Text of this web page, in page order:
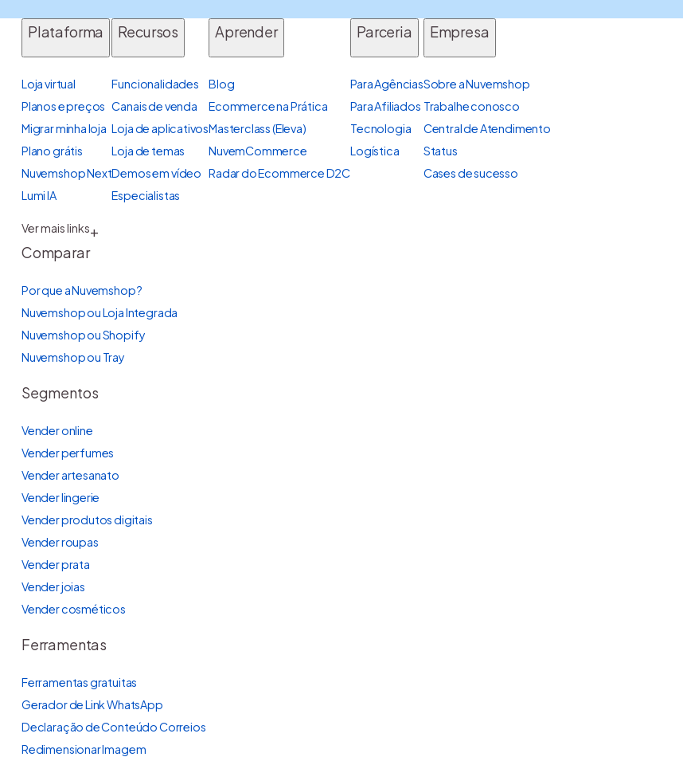
Plataforma
Loja virtual
Planos e preços
Migrar minha loja
Plano grátis
Nuvemshop Next
Lumi IA
Recursos
Funcionalidades
Canais de venda
Loja de aplicativos
Loja de temas
Demos em vídeo
Especialistas
Aprender
Blog
Ecommerce na Prática
Masterclass (Eleva)
NuvemCommerce
Radar do Ecommerce D2C
Parceria
Para Agências
Para Afiliados
Tecnologia
Logística
Empresa
Sobre a Nuvemshop
Trabalhe conosco
Central de Atendimento
Status
Cases de sucesso
Ver mais links+
Comparar
Por que a Nuvemshop?
Nuvemshop ou Loja Integrada
Nuvemshop ou Shopify
Nuvemshop ou Tray
Segmentos
Vender online
Vender perfumes
Vender artesanato
Vender lingerie
Vender produtos digitais
Vender roupas
Vender prata
Vender joias
Vender cosméticos
Ferramentas
Ferramentas gratuitas
Gerador de Link WhatsApp
Declaração de Conteúdo Correios
Redimensionar Imagem